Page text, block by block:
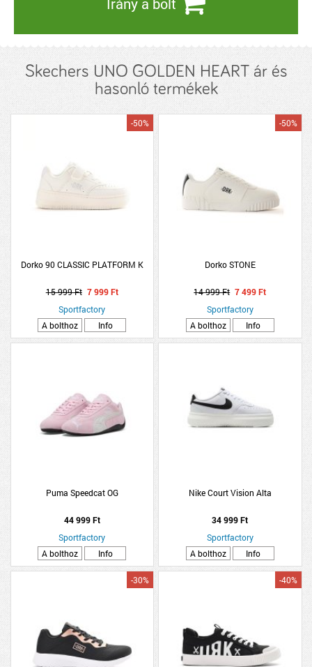
Skechers UNO GOLDEN HEART ár és
hasonló termékek
Dorko 90 CLASSIC PLATFORM K
-50%
15 999 Ft 7 999 Ft
Sportfactory
A bolthoz
Info
Dorko STONE
-50%
14 999 Ft 7 499 Ft
Sportfactory
A bolthoz
Info
Puma Speedcat OG
44 999 Ft
Sportfactory
A bolthoz
Info
Nike Court Vision Alta
34 999 Ft
Sportfactory
A bolthoz
Info
-30% -40%